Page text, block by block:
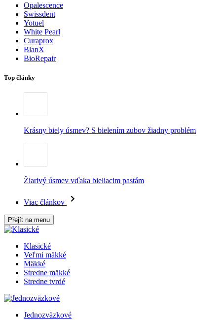
Opalescence
Swissdent
Yotuel
White Pearl
Curaprox
BlanX
BioRepair
Top články
Krásny biely úsmev? S bielením zubov žiadny problém
Žiarivý úsmev vďaka bieliacim pastám
Viac článkov
Přejít na menu
Klasické
Veľmi mäkké
Mäkké
Stredne mäkké
Stredne tvrdé
Jednozväzkové